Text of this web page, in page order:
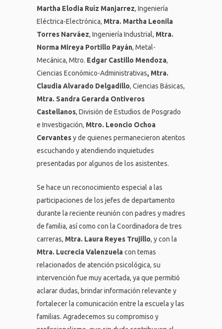
Martha Elodia Ruíz Manjarrez, Ingeniería
Eléctrica-Electrónica, Mtra. Martha Leonila
Torres Narváez, Ingeniería Industrial, Mtra.
Norma Mireya Portillo Payán, Metal-
Mecánica, Mtro. Edgar Castillo Mendoza,
Ciencias Económico-Administrativas, Mtra.
Claudia Alvarado Delgadillo, Ciencias Básicas,
Mtra. Sandra Gerarda Ontiveros
Castellanos, División de Estudios de Posgrado
e Investigación, Mtro. Leoncio Ochoa
Cervantesy de quienes permanecieron atentos
escuchando y atendiendo inquietudes
presentadas por algunos de los asistentes.
Se hace un reconocimiento especial a las
participaciones de los jefes de departamento
durante la reciente reunión con padres y madres
de familia, así como con la Coordinadora de tres
carreras, Mtra. Laura Reyes Trujillo, y con la
Mtra. Lucrecia Valenzuelacon temas
relacionados de atención psicológica, su
intervención fue muy acertada, ya que permitió
aclarar dudas, brindar información relevante y
fortalecer la comunicación entre la escuela y las
familias. Agradecemos su compromiso y